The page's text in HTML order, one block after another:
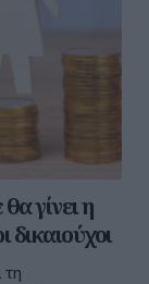
γίνει η
δικαιούχοι
τη